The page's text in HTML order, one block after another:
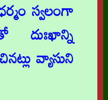
స్వలంగా
దుఃఖాన్ని
వ్యాసుని